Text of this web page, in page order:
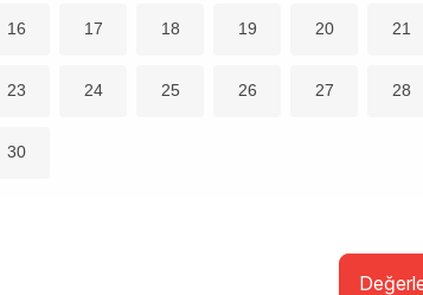
16 17 18 19 20 21
23 24 25 26 27 28
30